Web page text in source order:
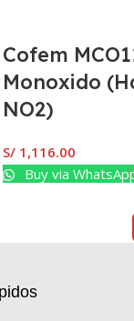
Cofem
Monoxido
NO2)
S/1,116.00
Buy via